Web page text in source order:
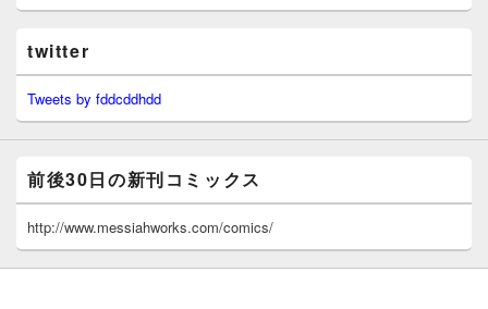
twitter
Tweets by fddcddhdd
前後30日の新刊コミックス
http://www.messiahworks.com/comics/